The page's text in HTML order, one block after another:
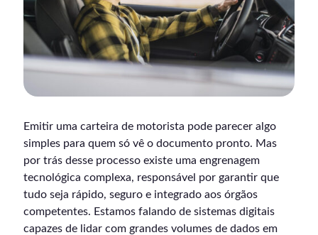
Emitir uma carteira de motorista pode parecer algo
simples para quem só vê o documento pronto. Mas
por trás desse processo existe uma engrenagem
tecnológica complexa, responsável por garantir que
tudo seja rápido, seguro e integrado aos órgãos
competentes. Estamos falando de sistemas digitais
capazes de lidar com grandes volumes de dados em